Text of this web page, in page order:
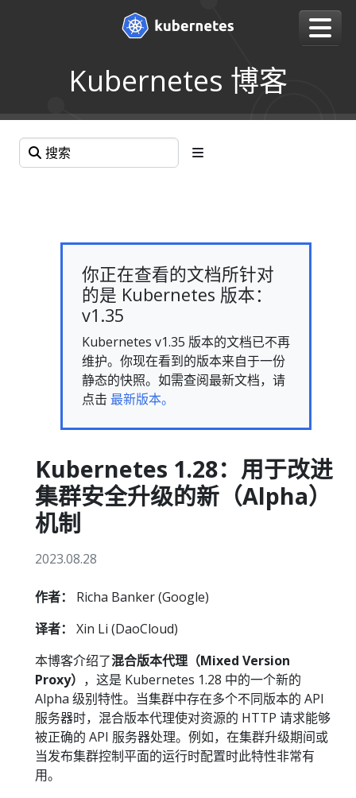
Kubernetes 博客
你正在查看的文档所针对
的是 Kubernetes 版本：
v1.35
Kubernetes v1.35 版本的文档已不再
维护。你现在看到的版本来自于一份
静态的快照。如需查阅最新文档，请
点击 最新版本。
Kubernetes 1.28：用于改进
集群安全升级的新（Alpha）
机制
2023.08.28
作者：
Richa Banker (Google)
译者：
Xin Li (DaoCloud)
本博客介绍了混合版本代理（Mixed Version
Proxy） ，这是 Kubernetes 1.28 中的一个新的
Alpha 级别特性。当集群中存在多个不同版本的 API
服务器时，混合版本代理使对资源的 HTTP 请求能够
被正确的 API 服务器处理。例如，在集群升级期间或
当发布集群控制平面的运行时配置时此特性非常有
用。